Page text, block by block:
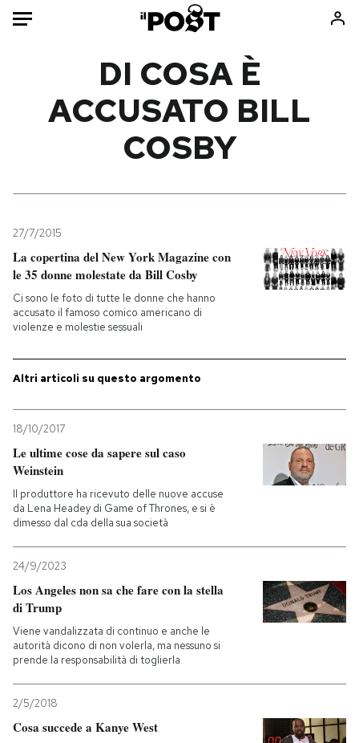
HOME
Internet
Scienza
Cultura
Economia
Sport
Moda
Libri
Altrecose
I MIEI PREFERITI
SHOP
CALENDARIO
AREA PERSONALE
DI COSA È
ACCUSATO BILL
COSBY
27/7/2015
La copertina del New York Magazine con
le 35 donne molestate da Bill Cosby
Ci sono le foto di tutte le donne che hanno
accusato il famoso comico americano di
violenze e molestie sessuali
Altri articoli su questo argomento
18/10/2017
Le ultime cose da sapere sul caso
Weinstein
Il produttore ha ricevuto delle nuove accuse
da Lena Headey di Game of Thrones, e si è
dimesso dal cda della sua società
24/9/2023
Los Angeles non sa che fare con la stella
di Trump
Viene vandalizzata di continuo e anche le
autorità dicono di non volerla, ma nessuno si
prende la responsabilità di toglierla
2/5/2018
Cosa succede a Kanye West